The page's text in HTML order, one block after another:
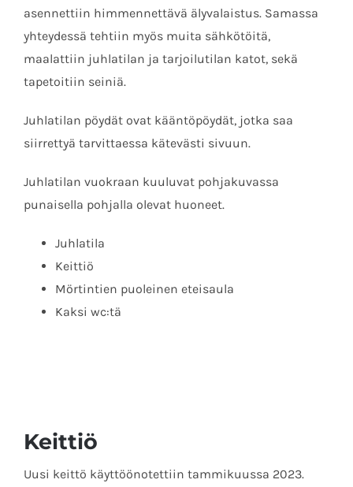
asennettiin himmennettävä älyvalaistus. Samassa
yhteydessä tehtiin myös muita sähkötöitä,
maalattiin juhlatilan ja tarjoilutilan katot, sekä
tapetoitiin seiniä.
Juhlatilan pöydät ovat kääntöpöydät, jotka saa
siirrettyä tarvittaessa kätevästi sivuun.
Juhlatilan vuokraan kuuluvat pohjakuvassa
punaisella pohjalla olevat huoneet.
Juhlatila
Keittiö
Mörtintien puoleinen eteisaula
Kaksi wc:tä
Keittiö
Uusi keittö käyttöönotettiin tammikuussa 2023.